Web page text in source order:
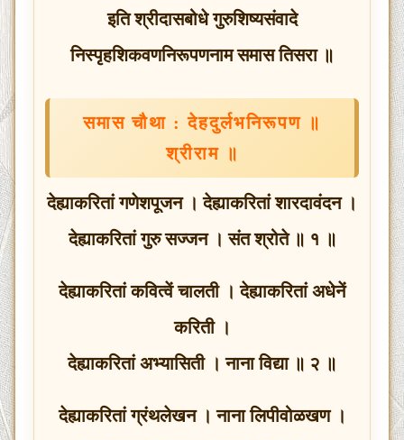
इति श्रीदासबोधे गुरुशिष्यसंवादे
निस्पृहशिकवणनिरूपणनाम समास तिसरा ॥
समास चौथा : देहदुर्लभनिरूपण ॥
श्रीराम ॥
देह्याकरितां गणेशपूजन । देह्याकरितां शारदावंदन ।
देह्याकरितां गुरु सज्जन । संत श्रोते ॥ १ ॥
देह्याकरितां कवित्वें चालती । देह्याकरितां अधेनें
करिती ।
देह्याकरितां अभ्यासिती । नाना विद्या ॥ २ ॥
देह्याकरितां ग्रंथलेखन । नाना लिपीवोळखण ।